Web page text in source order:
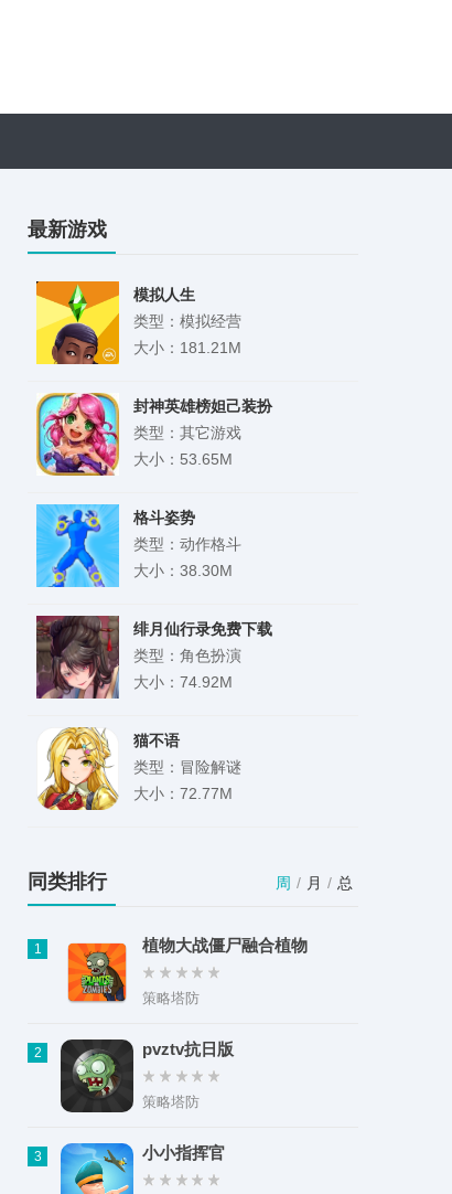
最新游戏
模拟人生
类型：模拟经营
大小：181.21M
封神英雄榜妲己装扮
类型：其它游戏
大小：53.65M
格斗姿势
类型：动作格斗
大小：38.30M
绯月仙行录免费下载
类型：角色扮演
大小：74.92M
猫不语
类型：冒险解谜
大小：72.77M
吉多多
类型：购物时尚
周 / 月 / 总
同类排行
1 植物大战僵尸融合植物
策略塔防
2 pvztv抗日版
策略塔防
3 小小指挥官